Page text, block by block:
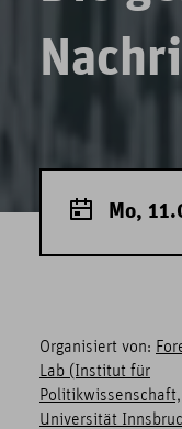
Mo,
Organisiert von:
Lab (Institut für
Politikwissenschaft,
Universität